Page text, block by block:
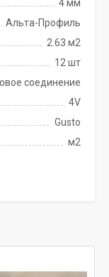
4 мм
Альта-Профиль
2.63 м2
12 шт
соединение
4V
Gusto
м2